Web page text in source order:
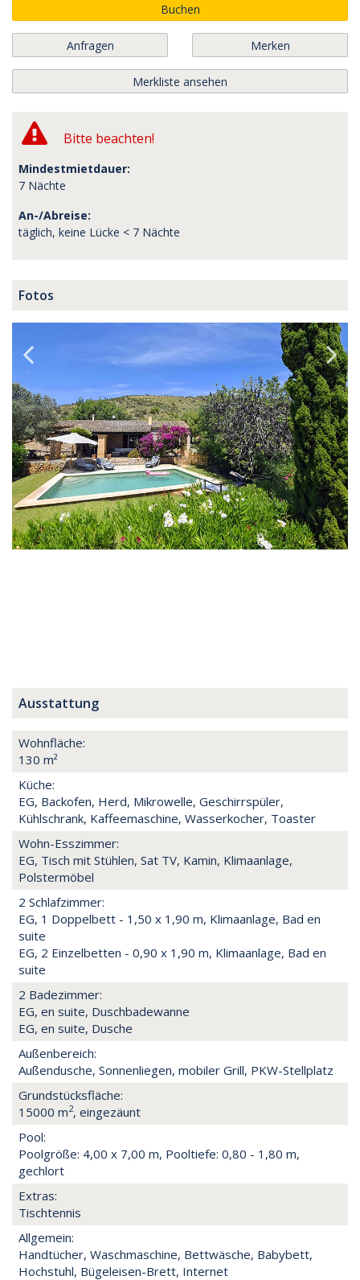
Buchen
Anfragen Merken
Merkliste ansehen
Bitte beachten!
Mindestmietdauer:
7 Nächte
An-/Abreise:
täglich, keine Lücke < 7 Nächte
Fotos
Ausstattung
Wohnfläche:
130 m²
Küche:
EG, Backofen, Herd, Mikrowelle, Geschirrspüler,
Kühlschrank, Kaffeemaschine, Wasserkocher, Toaster
Wohn-Esszimmer:
EG, Tisch mit Stühlen, Sat TV, Kamin, Klimaanlage,
Polstermöbel
2 Schlafzimmer:
EG, 1 Doppelbett - 1,50 x 1,90 m, Klimaanlage, Bad en
suite
EG, 2 Einzelbetten - 0,90 x 1,90 m, Klimaanlage, Bad en
suite
2 Badezimmer:
EG, en suite, Duschbadewanne
EG, en suite, Dusche
Außenbereich:
Außendusche, Sonnenliegen, mobiler Grill, PKW-Stellplatz
Grundstücksfläche:
15000 m2, eingezäunt
Pool:
Poolgröße: 4,00 x 7,00 m, Pooltiefe: 0,80 - 1,80 m,
gechlort
Extras:
Tischtennis
Allgemein:
Handtücher, Waschmaschine, Bettwäsche, Babybett,
Hochstuhl, Bügeleisen-Brett, Internet